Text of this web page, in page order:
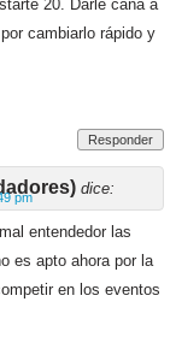
20. Darle caña a
cambiarlo rápido y
Responder
dice:
pm
entendedor las
es apto ahora por la
en los eventos